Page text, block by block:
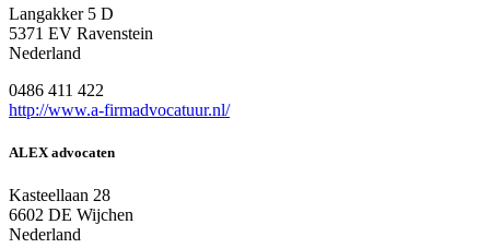
Langakker 5 D
5371 EV Ravenstein
Nederland
0486 411 422
http://www.a-firmadvocatuur.nl/
ALEX advocaten
Kasteellaan 28
6602 DE Wijchen
Nederland